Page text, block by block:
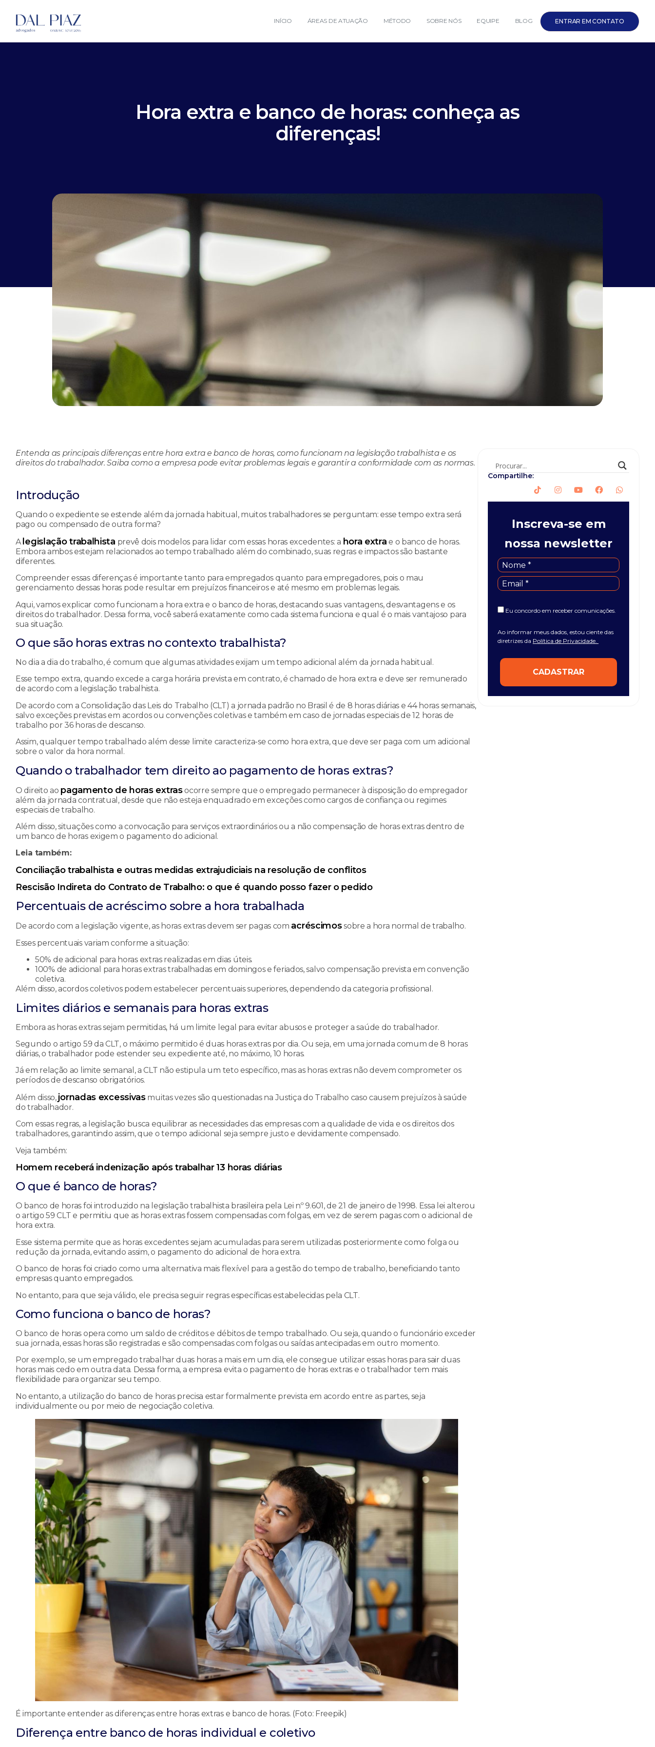
INÍCIO ÁREAS DE ATUAÇÃO MÉTODO SOBRE NÓS EQUIPE BLOG ENTRAR EM CONTATO
Hora extra e banco de horas: conheça as
diferenças!
Entenda as principais diferenças entre hora extra e banco de horas, como funcionam na legislação trabalhista e os
direitos do trabalhador. Saiba como a empresa pode evitar problemas legais e garantir a conformidade com as normas.
Introdução
Quando o expediente se estende além da jornada habitual, muitos trabalhadores se perguntam: esse tempo extra será
pago ou compensado de outra forma?
A legislação trabalhista prevê dois modelos para lidar com essas horas excedentes: a hora extra e o banco de horas.
Embora ambos estejam relacionados ao tempo trabalhado além do combinado, suas regras e impactos são bastante
diferentes.
Compreender essas diferenças é importante tanto para empregados quanto para empregadores, pois o mau
gerenciamento dessas horas pode resultar em prejuízos financeiros e até mesmo em problemas legais.
Aqui, vamos explicar como funcionam a hora extra e o banco de horas, destacando suas vantagens, desvantagens e os
direitos do trabalhador. Dessa forma, você saberá exatamente como cada sistema funciona e qual é o mais vantajoso para
sua situação.
O que são horas extras no contexto trabalhista?
No dia a dia do trabalho, é comum que algumas atividades exijam um tempo adicional além da jornada habitual.
Esse tempo extra, quando excede a carga horária prevista em contrato, é chamado de hora extra e deve ser remunerado
de acordo com a legislação trabalhista.
De acordo com a Consolidação das Leis do Trabalho (CLT) a jornada padrão no Brasil é de 8 horas diárias e 44 horas semanais,
salvo exceções previstas em acordos ou convenções coletivas e também em caso de jornadas especiais de 12 horas de
trabalho por 36 horas de descanso.
Assim, qualquer tempo trabalhado além desse limite caracteriza-se como hora extra, que deve ser paga com um adicional
sobre o valor da hora normal.
Quando o trabalhador tem direito ao pagamento de horas extras?
O direito ao pagamento de horas extrasocorre sempre que o empregado permanecer à disposição do empregador
além da jornada contratual, desde que não esteja enquadrado em exceções como cargos de confiança ou regimes
especiais de trabalho.
Além disso, situações como a convocação para serviços extraordinários ou a não compensação de horas extras dentro de
um banco de horas exigem o pagamento do adicional.
Leia também:
Conciliação trabalhista e outras medidas extrajudiciais na resolução de conflitos
Rescisão Indireta do Contrato de Trabalho: o que é quando posso fazer o pedido
Percentuais de acréscimo sobre a hora trabalhada
De acordo com a legislação vigente, as horas extras devem ser pagas com acréscimossobre a hora normal de trabalho.
Esses percentuais variam conforme a situação:
50% de adicional para horas extras realizadas em dias úteis.
100% de adicional para horas extras trabalhadas em domingos e feriados, salvo compensação prevista em convenção
coletiva.
Além disso, acordos coletivos podem estabelecer percentuais superiores, dependendo da categoria profissional.
Limites diários e semanais para horas extras
Embora as horas extras sejam permitidas, há um limite legal para evitar abusos e proteger a saúde do trabalhador.
Segundo o artigo 59 da CLT, o máximo permitido é duas horas extras por dia. Ou seja, em uma jornada comum de 8 horas
diárias, o trabalhador pode estender seu expediente até, no máximo, 10 horas.
Já em relação ao limite semanal, a CLT não estipula um teto específico, mas as horas extras não devem comprometer os
períodos de descanso obrigatórios.
Além disso, jornadas excessivasmuitas vezes são questionadas na Justiça do Trabalho caso causem prejuízos à saúde
do trabalhador.
Com essas regras, a legislação busca equilibrar as necessidades das empresas com a qualidade de vida e os direitos dos
trabalhadores, garantindo assim, que o tempo adicional seja sempre justo e devidamente compensado.
Veja também:
Homem receberá indenização após trabalhar 13 horas diárias
O que é banco de horas?
O banco de horas foi introduzido na legislação trabalhista brasileira pela Lei nº 9.601, de 21 de janeiro de 1998. Essa lei alterou
o artigo 59 CLT e permitiu que as horas extras fossem compensadas com folgas, em vez de serem pagas com o adicional de
hora extra.
Esse sistema permite que as horas excedentes sejam acumuladas para serem utilizadas posteriormente como folga ou
redução da jornada, evitando assim, o pagamento do adicional de hora extra.
O banco de horas foi criado como uma alternativa mais flexível para a gestão do tempo de trabalho, beneficiando tanto
empresas quanto empregados.
No entanto, para que seja válido, ele precisa seguir regras específicas estabelecidas pela CLT.
Como funciona o banco de horas?
O banco de horas opera como um saldo de créditos e débitos de tempo trabalhado. Ou seja, quando o funcionário exceder
sua jornada, essas horas são registradas e são compensadas com folgas ou saídas antecipadas em outro momento.
Por exemplo, se um empregado trabalhar duas horas a mais em um dia, ele consegue utilizar essas horas para sair duas
horas mais cedo em outra data. Dessa forma, a empresa evita o pagamento de horas extras e o trabalhador tem mais
flexibilidade para organizar seu tempo.
No entanto, a utilização do banco de horas precisa estar formalmente prevista em acordo entre as partes, seja
individualmente ou por meio de negociação coletiva.
É importante entender as diferenças entre horas extras e banco de horas. (Foto: Freepik)
Diferença entre banco de horas individual e coletivo
Compartilhe:
Inscreva-se em
nossa newsletter
Eu concordo em receber comunicações.
Ao informar meus dados, estou ciente das
diretrizes da Política de Privacidade.
CADASTRAR